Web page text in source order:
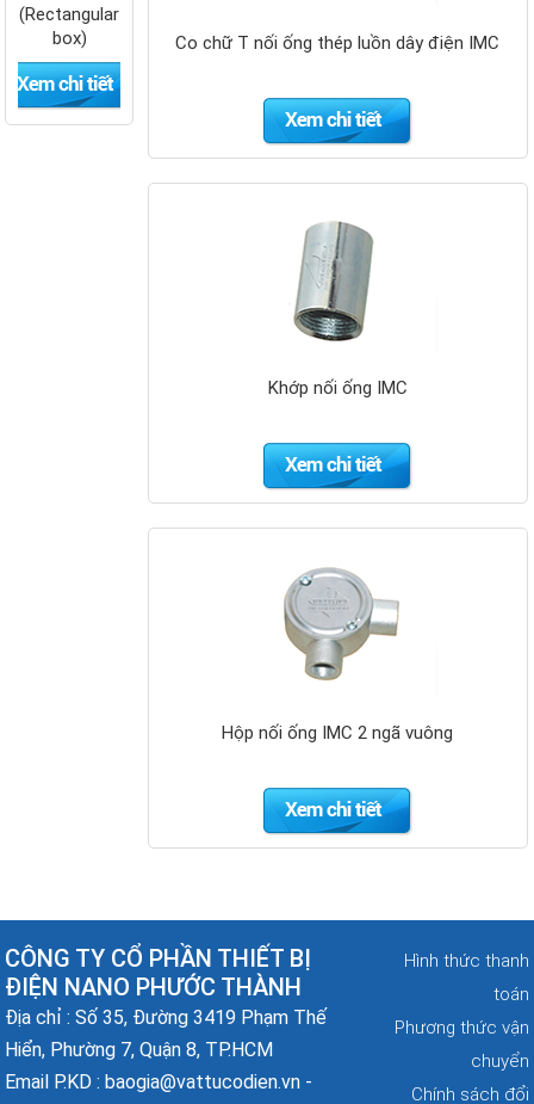
Co chữ T nối ống thép luồn dây điện IMC
Khớp nối ống IMC
Hộp nối ống IMC 2 ngã vuông
(Rectangular
box)
Đai chặn sắt
CÔNG TY CỔ PHẦN THIẾT BỊ
ĐIỆN NANO PHƯỚC THÀNH
Địa chỉ : Số 35, Đường 3419 Phạm Thế
Hiển, Phường 7, Quận 8, TP.HCM
Email P.KD : baogia@vattucodien.vn -
Hình thức thanh
toán
Phương thức vận
chuyển
Chính sách đổi